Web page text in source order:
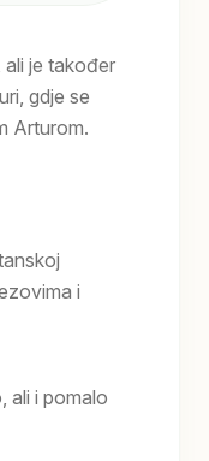
ali je također
gdje se
Arturom.
i
ali i pomalo